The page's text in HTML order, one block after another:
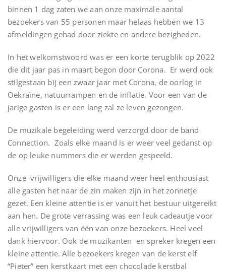
binnen 1 dag zaten we aan onze maximale aantal
bezoekers van 55 personen maar helaas hebben we 13
afmeldingen gehad door ziekte en andere bezigheden.
In het welkomstwoord was er een korte terugblik op 2022
die dit jaar pas in maart begon door Corona. Er werd ook
stilgestaan bij een zwaar jaar met Corona, de oorlog in
Oekraïne, natuurrampen en de inflatie. Voor een van de
jarige gasten is er een lang zal ze leven gezongen.
De muzikale begeleiding werd verzorgd door de band
Connection. Zoals elke maand is er weer veel gedanst op
de op leuke nummers die er werden gespeeld.
Onze vrijwilligers die elke maand weer heel enthousiast
alle gasten het naar de zin maken zijn in het zonnetje
gezet. Een kleine attentie is er vanuit het bestuur uitgereikt
aan hen. De grote verrassing was een leuk cadeautje voor
alle vrijwilligers van één van onze bezoekers. Heel veel
dank hiervoor. Ook de muzikanten en spreker kregen een
kleine attentie. Alle bezoekers kregen van de kerst elf
“Pieter” een kerstkaart met een chocolade kerstbal